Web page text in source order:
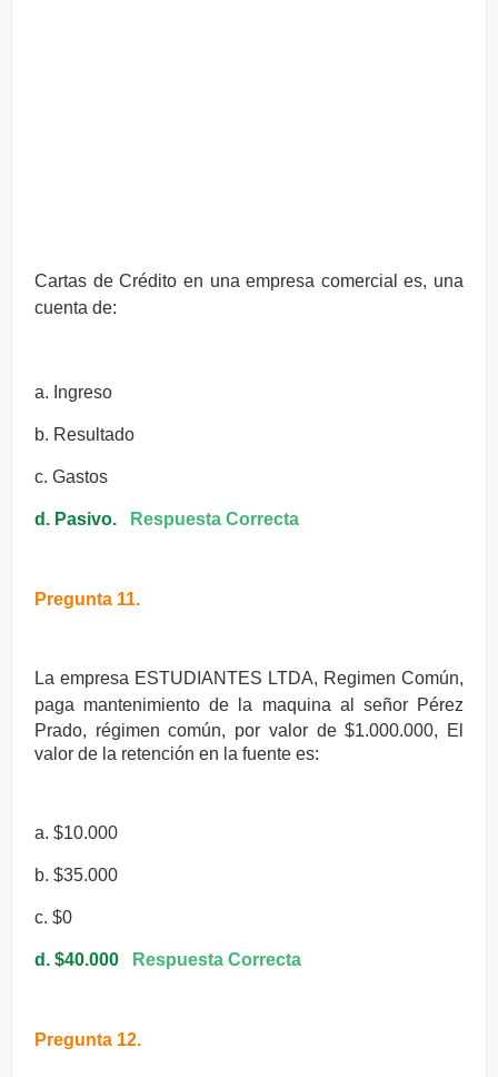
Cartas de Crédito en una empresa comercial es, una
cuenta de:
a. Ingreso
b. Resultado
c. Gastos
d. Pasivo. Respuesta Correcta
Pregunta 11.
La empresa ESTUDIANTES LTDA, Regimen Común,
paga mantenimiento de la maquina al señor Pérez
Prado, régimen común, por valor de $1.000.000, El
valor de la retención en la fuente es:
a. $10.000
b. $35.000
c. $0
d. $40.000 Respuesta Correcta
Pregunta 12.